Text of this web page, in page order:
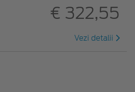
€ 322,55
Vezi detalii